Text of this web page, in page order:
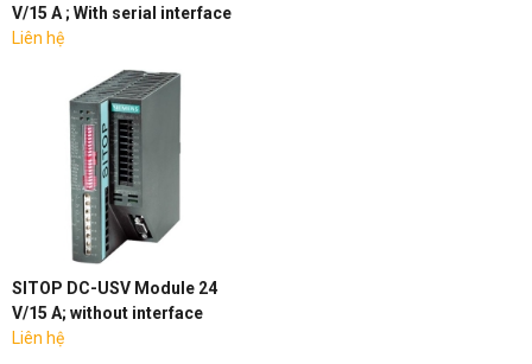
V/15 A ; With serial interface
Liên hệ
SITOP DC-USV Module 24
V/15 A; without interface
Liên hệ